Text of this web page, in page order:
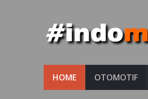
HOME OTOMOTIF